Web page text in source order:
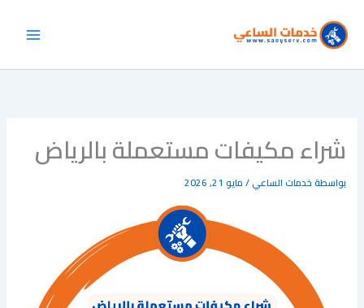
المحتوى
شراء مكيفات مستعملة بالرياض
بواسطةخدمات الساعي/مايو 21, 2026